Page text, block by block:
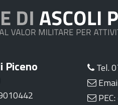
Piceno
Tel.
PEC: